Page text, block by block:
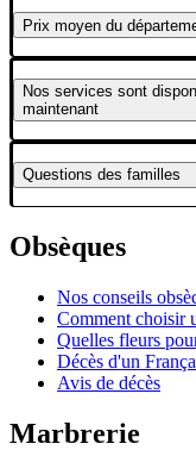
Prix moyen du
Nos services sont
maintenant
Questions des familles
Obsèques
Nos conseils
Comment choisir
Quelles fleurs
Décès d'un
Avis de décès
Marbrerie